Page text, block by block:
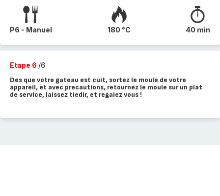
P6 - Manuel 180 °C 40 min
Etape 6 /6
Des que votre gateau est cuit, sortez le moule de votre
appareil, et avec precautions, retournez le moule sur un plat
de service, laissez tiedir, et regalez vous !